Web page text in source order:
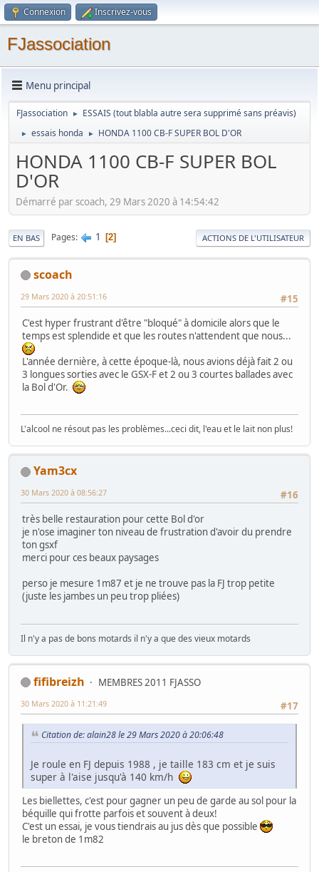
Connexion Inscrivez-vous
FJassociation
Menu principal
FJassociation ► ESSAIS (tout blabla autre sera supprimé sans préavis)
► essais honda ► HONDA 1100 CB-F SUPER BOL D'OR
HONDA 1100 CB-F SUPER BOL
D'OR
Démarré par scoach, 29 Mars 2020 à 14:54:42
EN BAS Pages 1 2 ACTIONS DE L'UTILISATEUR
scoach
#15
29 Mars 2020 à 20:51:16
C'est hyper frustrant d'être "bloqué" à domicile alors que le
temps est splendide et que les routes n'attendent que nous...
L'année dernière, à cette époque-là, nous avions déjà fait 2 ou
3 longues sorties avec le GSX-F et 2 ou 3 courtes ballades avec
la Bol d'Or.
L'alcool ne résout pas les problèmes...ceci dit, l'eau et le lait non plus!
Yam3cx
#16
30 Mars 2020 à 08:56:27
très belle restauration pour cette Bol d'or
je n'ose imaginer ton niveau de frustration d'avoir du prendre
ton gsxf
merci pour ces beaux paysages
perso je mesure 1m87 et je ne trouve pas la FJ trop petite
(juste les jambes un peu trop pliées)
Il n'y a pas de bons motards il n'y a que des vieux motards
fifibreizh
MEMBRES 2011 FJASSO
#17
30 Mars 2020 à 11:21:49
Citation de: alain28 le 29 Mars 2020 à 20:06:48
Je roule en FJ depuis 1988 , je taille 183 cm et je suis
super à l'aise jusqu'à 140 km/h
Les biellettes, c'est pour gagner un peu de garde au sol pour la
béquille qui frotte parfois et souvent à deux!
C'est un essai, je vous tiendrais au jus dès que possible
le breton de 1m82